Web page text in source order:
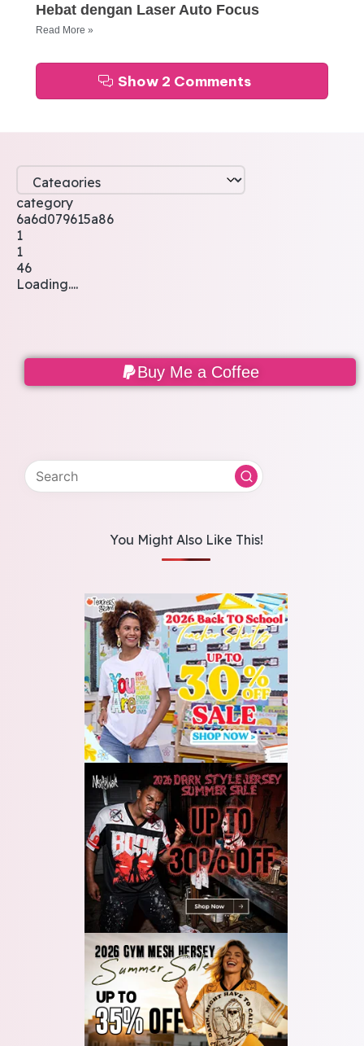
Hebat dengan Laser Auto Focus
Read More »
Show 2 Comments
category
6a6d079615a86
1
1
46
Loading....
Buy Me a Coffee
You Might Also Like This!